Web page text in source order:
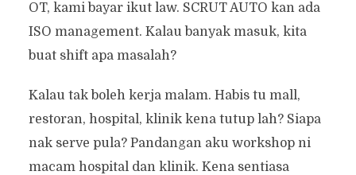
OT, kami bayar ikut law. SCRUT AUTO kan ada
ISO management. Kalau banyak masuk, kita
buat shift apa masalah?
Kalau tak boleh kerja malam. Habis tu mall,
restoran, hospital, klinik kena tutup lah? Siapa
nak serve pula? Pandangan aku workshop ni
macam hospital dan klinik. Kena sentiasa